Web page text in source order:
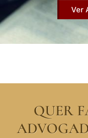
Ver
QUER